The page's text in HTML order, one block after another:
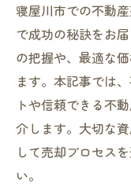
寝屋川市での不動
で成功の秘訣をお
の把握や、最適な
ます。本記事では
トや信頼できる不
介します。大切な
して売却プロセス
い。